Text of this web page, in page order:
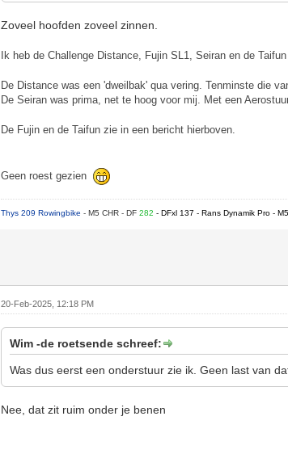
Zoveel hoofden zoveel zinnen.
Ik heb de Challenge Distance, Fujin SL1, Seiran en de
De Distance was een 'dweilbak' qua vering. Tenminste die
De Seiran was prima, net te hoog voor mij. Met een
De Fujin en de Taifun zie in een bericht hierboven.
Geen roest gezien
Thys 209 Rowingbike- M5 CHR - DF282- DFxl 137 - Rans Dynamik Pro -
20-Feb-2025, 12:18 PM
Wim -de roetsende schreef:
Was dus eerst een onderstuur zie ik. Geen last van
Nee, dat zit ruim onder je benen